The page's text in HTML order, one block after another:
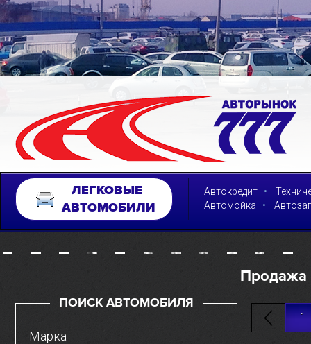
ЛЕГКОВЫЕ
АВТОМОБИЛИ
Автокредит •
Автомойка •
Продажа
ПОИСК АВТОМОБИЛЯ
Марка
1